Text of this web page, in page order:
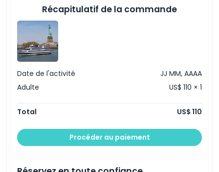
Points forts
Politique enfant/adulte
Exclus
À savoir
Emplacement
Récapitulatif de la commande
Date de l'activité
JJ MM, AAAA
Adulte
US$ 110 × 1
Total US$ 110
Procéder au paiement